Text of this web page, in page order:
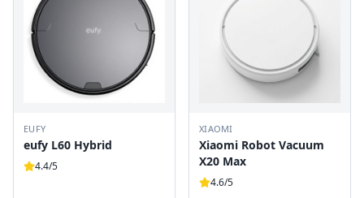
EUFY
eufy L60 Hybrid
4.4/5
XIAOMI
Xiaomi Robot Vacuum
X20 Max
4.6/5